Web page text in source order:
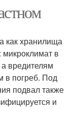
как хранилища
микроклимат в
вредителям
в погреб. Под
подвал также
и